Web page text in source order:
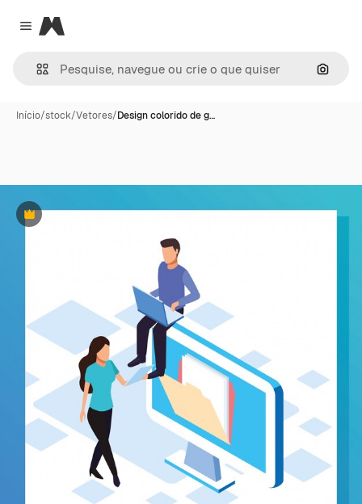
Close menu
Magnific
Início/stock/Vetores/Design colorido de g…
Premium